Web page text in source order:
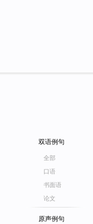
双语例句
全部
口语
书面语
论文
原声例句